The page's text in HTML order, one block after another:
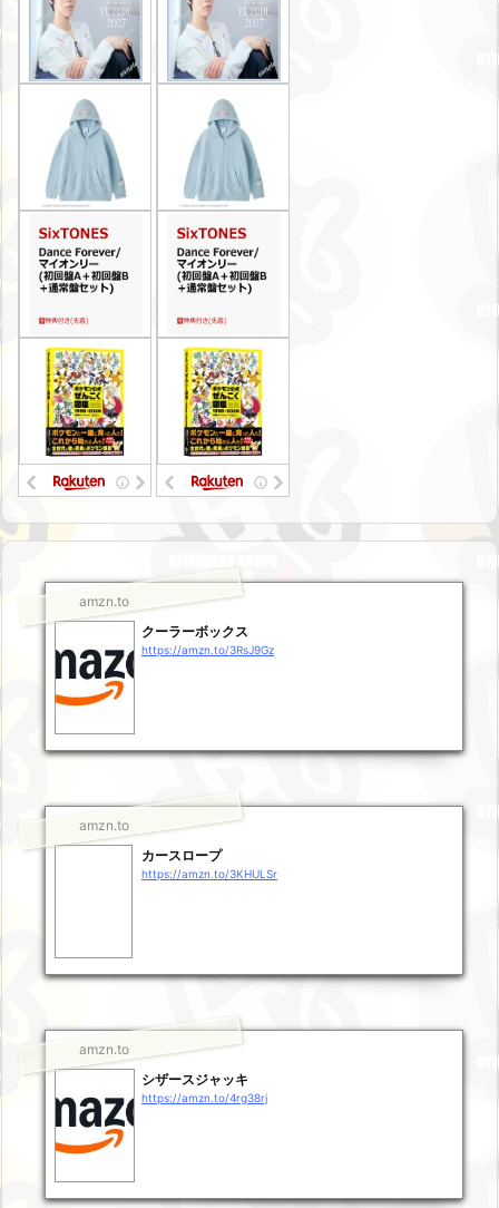
amzn.to
クーラーボックス
https://amzn.to/3RsJ9Gz
amzn.to
カースロープ
https://amzn.to/3KHULSr
amzn.to
シザースジャッキ
https://amzn.to/4rg38rj